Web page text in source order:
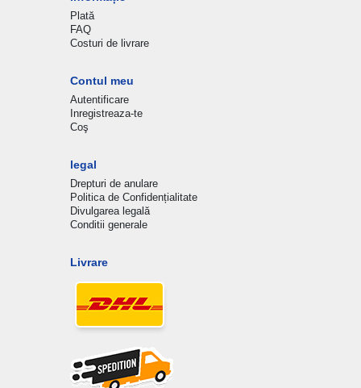
Plată
FAQ
Costuri de livrare
Contul meu
Autentificare
Inregistreaza-te
Coş
legal
Drepturi de anulare
Politica de Confidențialitate
Divulgarea legală
Conditii generale
Livrare